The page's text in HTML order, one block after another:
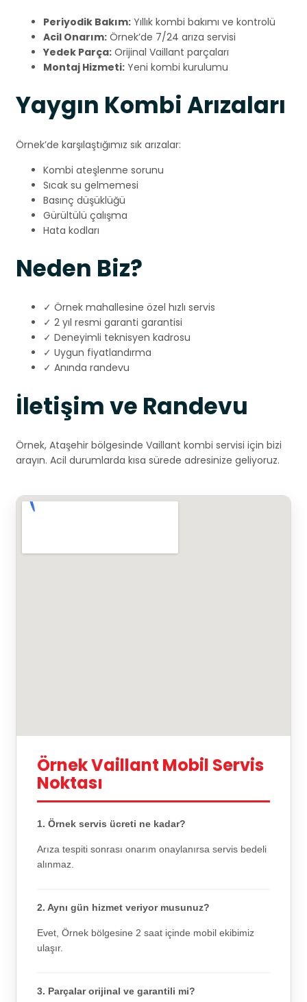
Periyodik Bakım: Yıllık kombi bakımı ve kontrolü
Acil Onarım: Örnek’de 7/24 arıza servisi
Yedek Parça: Orijinal Vaillant parçaları
Montaj Hizmeti: Yeni kombi kurulumu
Yaygın Kombi Arızaları
Örnek’de karşılaştığımız sık arızalar:
Kombi ateşlenme sorunu
Sıcak su gelmemesi
Basınç düşüklüğü
Gürültülü çalışma
Hata kodları
Neden Biz?
✓ Örnek mahallesine özel hızlı servis
✓ 2 yıl resmi garanti garantisi
✓ Deneyimli teknisyen kadrosu
✓ Uygun fiyatlandırma
✓ Anında randevu
İletişim ve Randevu
Örnek, Ataşehir bölgesinde Vaillant kombi servisi için bizi
arayın. Acil durumlarda kısa sürede adresinize geliyoruz.
Örnek Vaillant Mobil Servis
Noktası
1. Örnek servis ücreti ne kadar?
Arıza tespiti sonrası onarım onaylanırsa servis bedeli
alınmaz.
2. Aynı gün hizmet veriyor musunuz?
Evet, Örnek bölgesine 2 saat içinde mobil ekibimiz
ulaşır.
3. Parçalar orijinal ve garantili mi?